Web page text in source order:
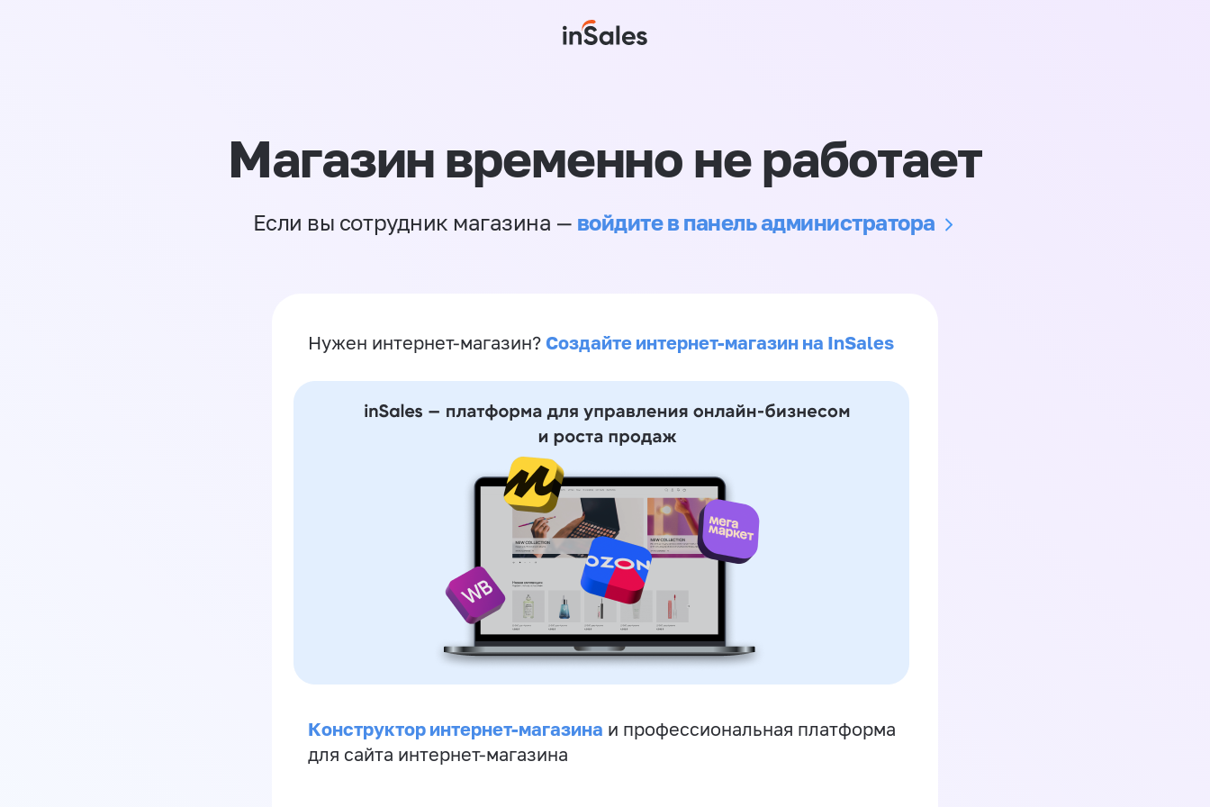
Магазин временно не работает
Если вы сотрудник магазина — войдите в панель администратора
Нужен интернет-магазин? Создайте интернет-магазин на InSales
Конструктор интернет-магазина и профессиональная платформа
для сайта интернет-магазина